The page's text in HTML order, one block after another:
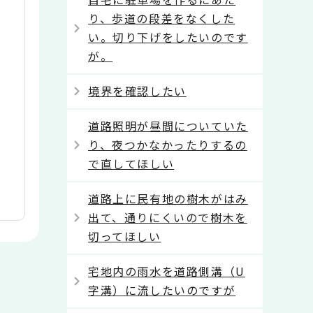
り、歩道の段差をなくした
い。切り下げをしたいのです
が。
境界を確認したい
道路照明が昼間についていた
り、夜つかなかったりするの
で直してほしい
道路上に民有地の樹木がはみ
出て、通りにくいので樹木を
切ってほしい
宅地内の雨水を道路側溝（U
字溝）に流したいのですが